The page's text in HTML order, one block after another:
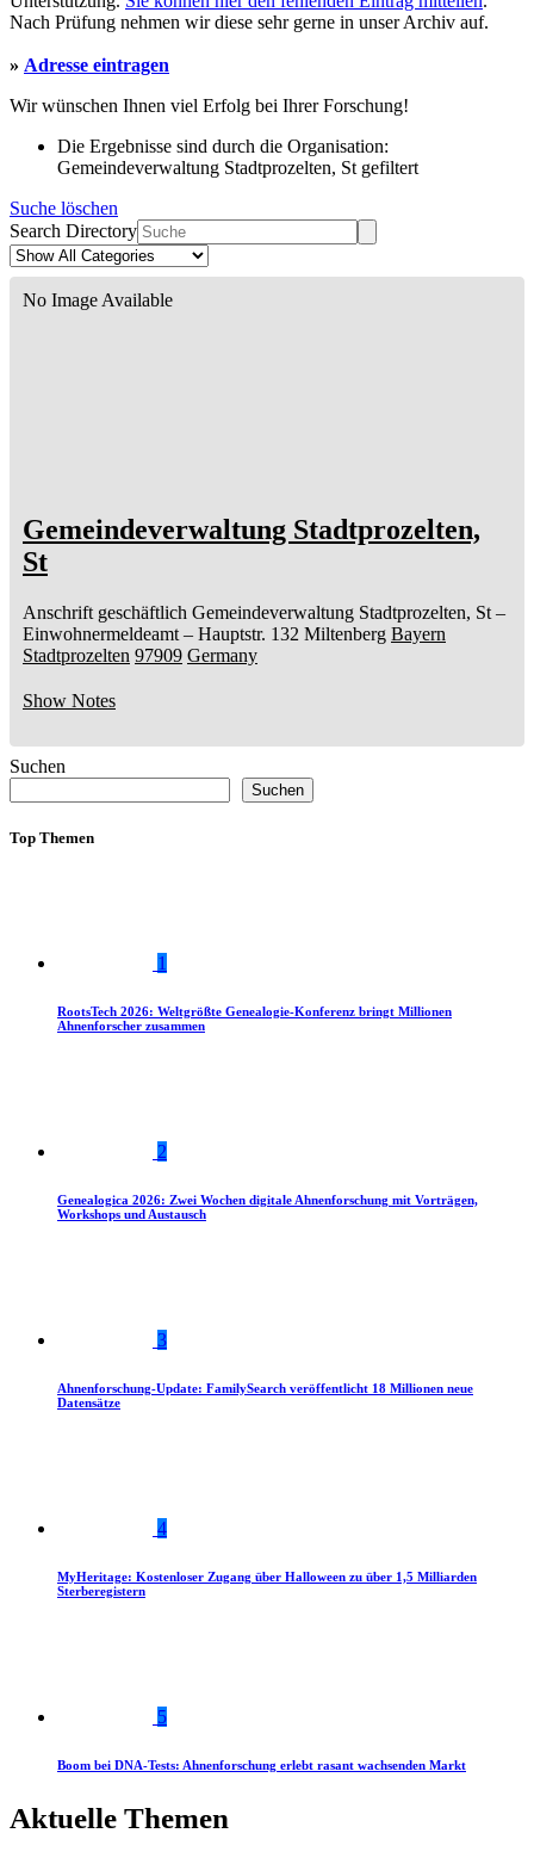
Nach Prüfung nehmen wir diese sehr gerne in unser Archiv auf.
» Adresse eintragen
Wir wünschen Ihnen viel Erfolg bei Ihrer Forschung!
Die Ergebnisse sind durch die Organisation:
Gemeindeverwaltung Stadtprozelten, St gefiltert
Suche löschen
Search Directory
No Image Available
Gemeindeverwaltung Stadtprozelten,
St
Anschrift geschäftlich Gemeindeverwaltung Stadtprozelten, St –
Einwohnermeldeamt – Hauptstr. 132 Miltenberg Bayern
Stadtprozelten 97909 Germany
Show Notes
Suchen
Suchen
Top Themen
1
RootsTech 2026: Weltgrößte Genealogie-Konferenz bringt Millionen
Ahnenforscher zusammen
2
Genealogica 2026: Zwei Wochen digitale Ahnenforschung mit Vorträgen,
Workshops und Austausch
3
Ahnenforschung-Update: FamilySearch veröffentlicht 18 Millionen neue
Datensätze
4
MyHeritage: Kostenloser Zugang über Halloween zu über 1,5 Milliarden
Sterberegistern
5
Boom bei DNA-Tests: Ahnenforschung erlebt rasant wachsenden Markt
Aktuelle Themen